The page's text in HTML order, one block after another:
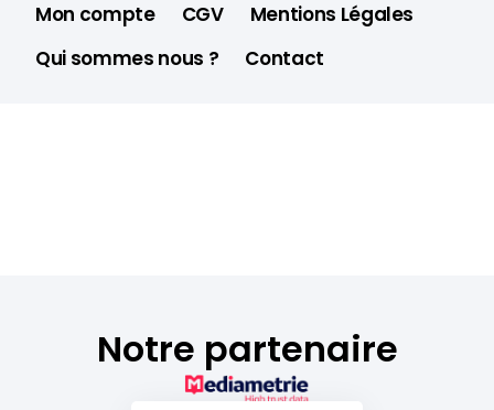
Mon compte CGV
Mentions Légales
Qui sommes nous ?
Contact
Notre partenaire